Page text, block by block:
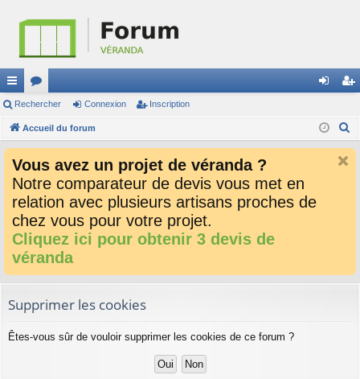
ac
co
ci
or
u
s
ne cri
Rechercher Connexion Inscription
Accueil du forum
r
Vous avez un projet de véranda ?
Notre comparateur de devis vous met en
relation avec plusieurs artisans proches de
chez vous pour votre projet.
Cliquez ici pour obtenir 3 devis de
véranda
Supprimer les cookies
Êtes-vous sûr de vouloir supprimer les cookies de ce forum ?